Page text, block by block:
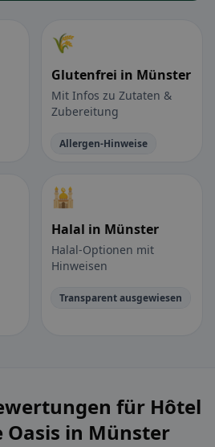
🌾
Glutenfrei in Münster
Mit Infos zu Zutaten &
Zubereitung
Allergen-Hinweise
🕌
Halal in Münster
Halal-Optionen mit
Hinweisen
Transparent ausgewiesen
für Hôtel
Oasis in Münster